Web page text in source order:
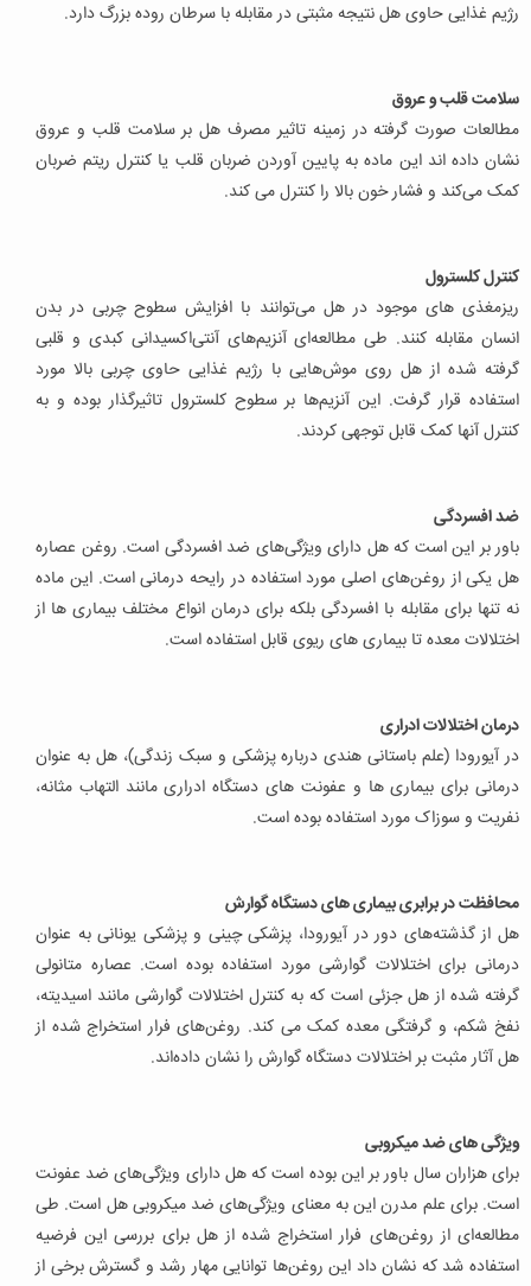
رژیم غذایی حاوی هل نتیجه مثبتی در مقابله با سرطان روده بزرگ دارد.
سلامت قلب و عروق
مطالعات صورت گرفته در زمینه تاثیر مصرف هل بر سلامت قلب و عروق
نشان داده اند این ماده به پایین آوردن ضربان قلب یا کنترل ریتم ضربان
کمک می‌کند و فشار خون بالا را کنترل می کند.
کنترل کلسترول
ریزمغذی های موجود در هل می‌توانند با افزایش سطوح چربی در بدن
انسان مقابله کنند. طی مطالعه‌ای آنزیم‌های آنتی‌اکسیدانی کبدی و قلبی
گرفته شده از هل روی موش‌هایی با رژیم غذایی حاوی چربی بالا مورد
استفاده قرار گرفت. این آنزیم‌ها بر سطوح کلسترول تاثیرگذار بوده و به
کنترل آنها کمک قابل توجهی کردند.
ضد افسردگی
باور بر این است که هل دارای ویژگی‌های ضد افسردگی است. روغن عصاره
هل یکی از روغن‌های اصلی مورد استفاده در رایحه درمانی است. این ماده
نه تنها برای مقابله با افسردگی بلکه برای درمان انواع مختلف بیماری ها از
اختلالات معده تا بیماری های ریوی قابل استفاده است.
درمان اختلالات ادراری
در آیورودا (علم باستانی هندی درباره پزشکی و سبک زندگی)، هل به عنوان
درمانی برای بیماری ها و عفونت های دستگاه ادراری مانند التهاب مثانه،
نفریت و سوزاک مورد استفاده بوده است.
محافظت در برابری بیماری های دستگاه گوارش
هل از گذشته‌های دور در آیورودا، پزشکی چینی و پزشکی یونانی به عنوان
درمانی برای اختلالات گوارشی مورد استفاده بوده است. عصاره متانولی
گرفته شده از هل جزئی است که به کنترل اختلالات گوارشی مانند اسیدیته،
نفخ شکم، و گرفتگی معده کمک می کند. روغن‌های فرار استخراج شده از
هل آثار مثبت بر اختلالات دستگاه گوارش را نشان داده‌اند.
ویژگی های ضد میکروبی
برای هزاران سال باور بر این بوده است که هل دارای ویژگی‌های ضد عفونت
است. برای علم مدرن این به معنای ویژگی‌های ضد میکروبی هل است. طی
مطالعه‌ای از روغن‌های فرار استخراج شده از هل برای بررسی این فرضیه
استفاده شد که نشان داد این روغن‌ها توانایی مهار رشد و گسترش برخی از